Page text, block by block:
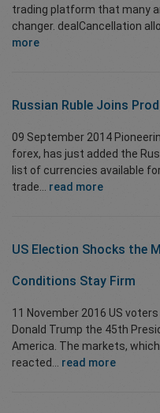
trading platform that many
changer. dealCancellation
more
Russian Ruble Joins
09 September 2014
forex, has just added the
list of currencies available
trade... read more
US Election Shocks the
Conditions Stay Firm
11 November 2016 US
Donald Trump the 45th
America. The markets,
reacted... read more